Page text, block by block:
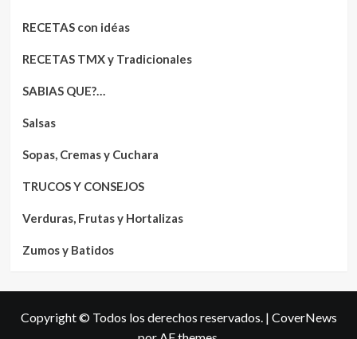
RECETAS con idéas
RECETAS TMX y Tradicionales
SABIAS QUE?…
Salsas
Sopas, Cremas y Cuchara
TRUCOS Y CONSEJOS
Verduras, Frutas y Hortalizas
Zumos y Batidos
Copyright © Todos los derechos reservados. | CoverNews